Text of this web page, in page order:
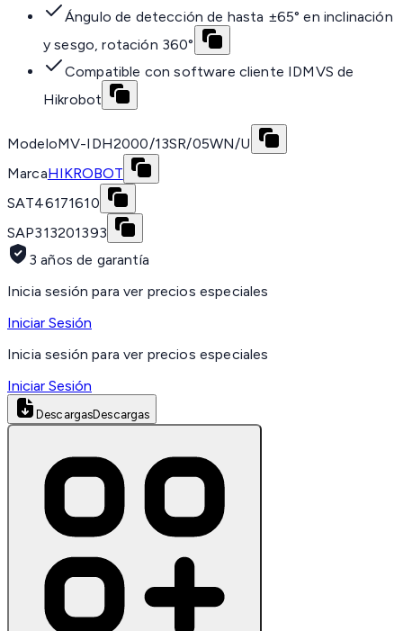
Ángulo de detección de hasta ±65° en inclinación
y sesgo, rotación 360°
Compatible con software cliente IDMVS de
Hikrobot
ModeloMV-IDH2000/13SR/05WN/U
MarcaHIKROBOT
SAT46171610
SAP313201393
3 años de garantía
Inicia sesión para ver precios especiales
Iniciar Sesión
Inicia sesión para ver precios especiales
Iniciar Sesión
DescargasDescargas